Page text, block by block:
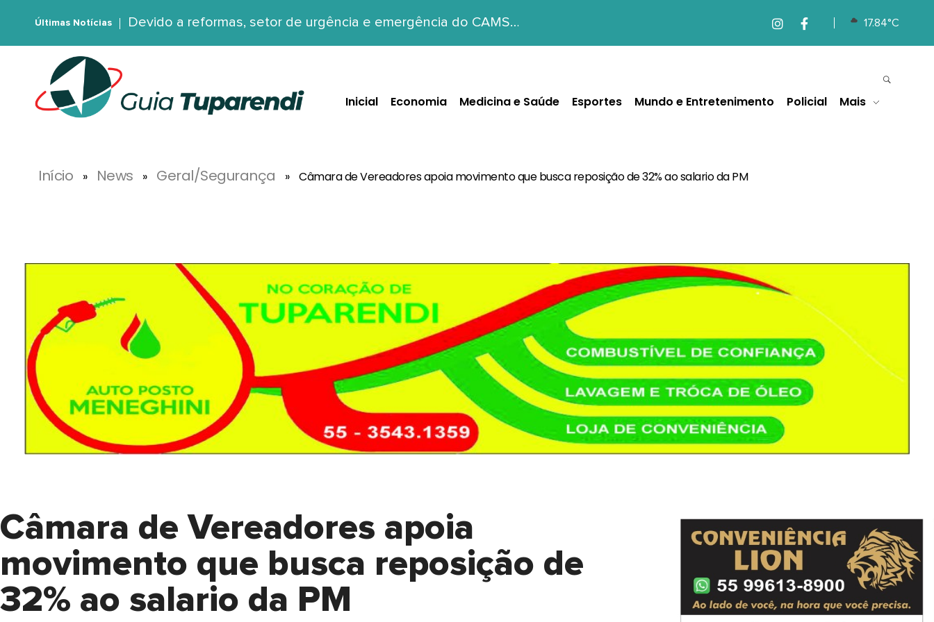
Últimas Notícias Devido a reformas, setor de urgência e emergência do CAMS… 17.84°C
Inicial Economia Medicina e Saúde Esportes Mundo e Entretenimento Policial Mais
Início » News » Geral/Segurança » Câmara de Vereadores apoia movimento que busca reposição de 32% ao salario da PM
Câmara de Vereadores apoia
movimento que busca reposição de
32% ao salario da PM